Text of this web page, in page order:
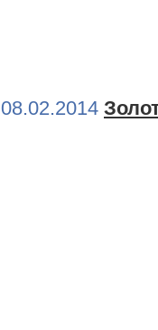
08.02.2014